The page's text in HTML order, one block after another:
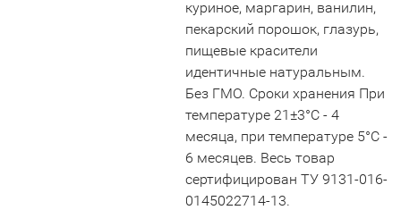
куриное, маргарин, ванилин,
пекарский порошок, глазурь,
пищевые красители
идентичные натуральным.
Без ГМО. Сроки хранения При
температуре 21±3°С - 4
месяца, при температуре 5°С -
6 месяцев. Весь товар
сертифицирован ТУ 9131-016-
0145022714-13.